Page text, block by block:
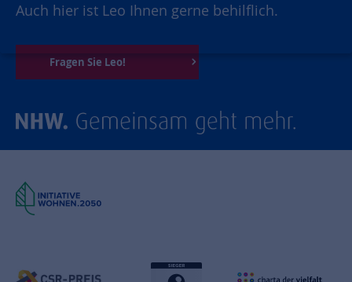
Auch hier ist Leo Ihnen gerne behilflich.
Fragen Sie Leo!